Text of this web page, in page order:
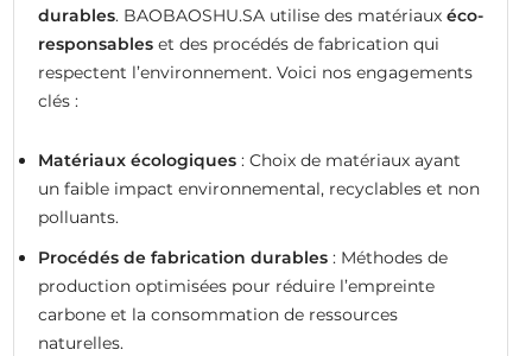
durables. BAOBAOSHU.SA utilise des matériaux éco-
responsableset des procédés de fabrication qui
respectent l’environnement. Voici nos engagements
clés :
Matériaux écologiques: Choix de matériaux ayant
un faible impact environnemental, recyclables et non
polluants.
Procédés de fabrication durables: Méthodes de
production optimisées pour réduire l’empreinte
carbone et la consommation de ressources
naturelles.